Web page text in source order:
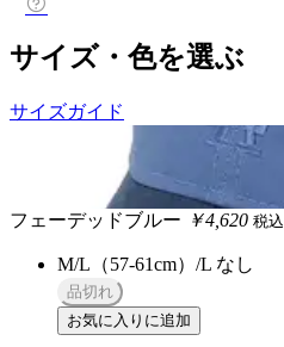
サイズ・色を選ぶ
サイズガイド
フェーデッドブルー ￥4,620 税込
M/L（57-61cm）/L なし
品切れ
お気に入りに追加